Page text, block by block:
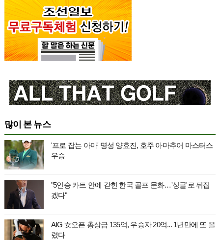
많이 본 뉴스
'프로 잡는 아마' 명성 양효진, 호주 아마추어 마스터스
우승
"5인승 카트 안에 갇힌 한국 골프 문화…'싱글'로 뒤집
겠다"
AIG 女오픈 총상금 135억, 우승자 20억... 1년만에 또 올
렸다